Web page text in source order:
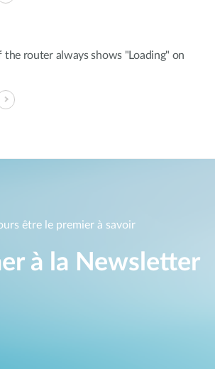
the router always shows "Loading" on
être le premier à savoir
à la Newsletter